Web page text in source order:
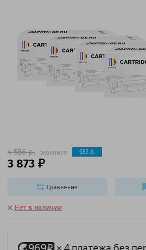
Нет в наличии
4 556 р.
3 873
экономия 683 р.
Сравнение